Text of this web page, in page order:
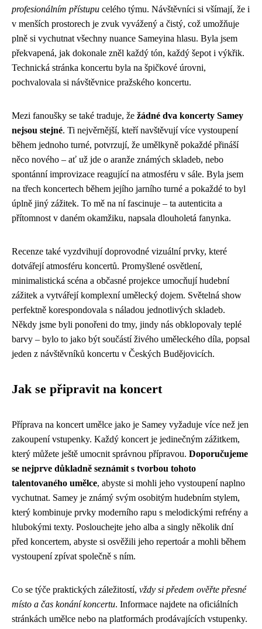
profesionálním přístupu celého týmu. Návštěvníci si všímají, že i
v menších prostorech je zvuk vyvážený a čistý, což umožňuje
plně si vychutnat všechny nuance Sameyina hlasu. Byla jsem
překvapená, jak dokonale zněl každý tón, každý šepot i výkřik.
Technická stránka koncertu byla na špičkové úrovni,
pochvalovala si návštěvnice pražského koncertu.
Mezi fanoušky se také traduje, že žádné dva koncerty Samey
nejsou stejné. Ti nejvěrnější, kteří navštěvují více vystoupení
během jednoho turné, potvrzují, že umělkyně pokaždé přináší
něco nového – ať už jde o aranže známých skladeb, nebo
spontánní improvizace reagující na atmosféru v sále. Byla jsem
na třech koncertech během jejího jarního turné a pokaždé to byl
úplně jiný zážitek. To mě na ní fascinuje – ta autenticita a
přítomnost v daném okamžiku, napsala dlouholetá fanynka.
Recenze také vyzdvihují doprovodné vizuální prvky, které
dotvářejí atmosféru koncertů. Promyšlené osvětlení,
minimalistická scéna a občasné projekce umocňují hudební
zážitek a vytvářejí komplexní umělecký dojem. Světelná show
perfektně korespondovala s náladou jednotlivých skladeb.
Někdy jsme byli ponořeni do tmy, jindy nás obklopovaly teplé
barvy – bylo to jako být součástí živého uměleckého díla, popsal
jeden z návštěvníků koncertu v Českých Budějovicích.
Jak se připravit na koncert
Příprava na koncert umělce jako je Samey vyžaduje více než jen
zakoupení vstupenky. Každý koncert je jedinečným zážitkem,
který můžete ještě umocnit správnou přípravou. Doporučujeme
se nejprve důkladně seznámit s tvorbou tohoto
talentovaného umělce, abyste si mohli jeho vystoupení naplno
vychutnat. Samey je známý svým osobitým hudebním stylem,
který kombinuje prvky moderního rapu s melodickými refrény a
hlubokými texty. Poslouchejte jeho alba a singly několik dní
před koncertem, abyste si osvěžili jeho repertoár a mohli během
vystoupení zpívat společně s ním.
Co se týče praktických záležitostí, vždy si předem ověřte přesné
místo a čas konání koncertu. Informace najdete na oficiálních
stránkách umělce nebo na platformách prodávajících vstupenky.